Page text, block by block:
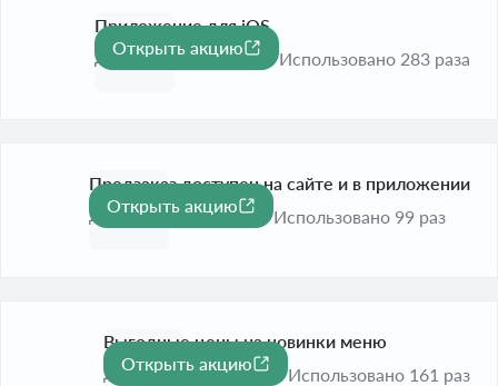
Приложение для iOS
До 31 авг. 2026
Открыть акцию
Использовано 283 раза
Предзаказ доступен на сайте и в приложении
До 31 авг. 2026
Открыть акцию
Использовано 99 раз
Выгодные цены на новинки меню
До 31 авг. 2026
Открыть акцию
Использовано 161 раз